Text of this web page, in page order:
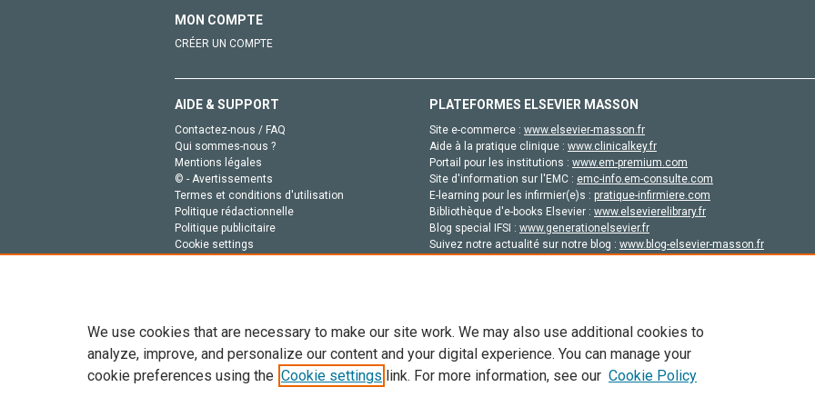
MON COMPTE
CRÉER UN COMPTE
AIDE & SUPPORT
Contactez-nous / FAQ
Qui sommes-nous ?
Mentions légales
© - Avertissements
Termes et conditions d'utilisation
Politique rédactionnelle
Politique publicitaire
Cookie settings
PLATEFORMES ELSEVIER MASSON
Site e-commerce : www.elsevier-masson.fr
Aide à la pratique clinique : www.clinicalkey.fr
Portail pour les institutions : www.em-premium.com
Site d'information sur l'EMC : emc-info.em-consulte.com
E-learning pour les infirmier(e)s : pratique-infirmiere.com
Bibliothèque d'e-books Elsevier : www.elsevierelibrary.fr
Blog special IFSI : www.generationelsevier.fr
Suivez notre actualité sur notre blog : www.blog-elsevier-masson.fr
Tout le contenu de ce site: Copyright © 2026 Elsevier, ses concédants de licence et ses contributeurs. Tout les droits sont réservés,
de données, a la formation en IA et aux technologies similaires. Pour tout contenu en libre accès, les conditions de licence
We use cookies that are necessary to make our site work. We may also use additional cookies to
analyze, improve, and personalize our content and your digital experience. You can manage your
cookie preferences using the Cookie settings link. For more information, see our Cookie Policy